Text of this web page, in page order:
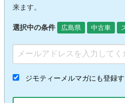
来ます。
選択中の条件 広島県 中古車
ジモティーメルマガにも登録